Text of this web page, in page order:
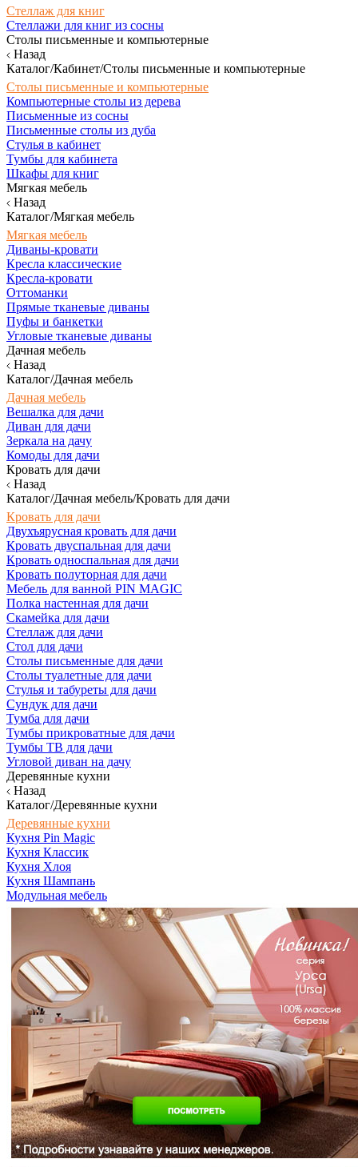
Стеллаж для книг
Стеллажи для книг из сосны
Столы письменные и компьютерные
Назад
Каталог/Кабинет/Столы письменные и компьютерные
Столы письменные и компьютерные
Компьютерные столы из дерева
Письменные из сосны
Письменные столы из дуба
Стулья в кабинет
Тумбы для кабинета
Шкафы для книг
Мягкая мебель
Назад
Каталог/Мягкая мебель
Мягкая мебель
Диваны-кровати
Кресла классические
Кресла-кровати
Оттоманки
Прямые тканевые диваны
Пуфы и банкетки
Угловые тканевые диваны
Дачная мебель
Назад
Каталог/Дачная мебель
Дачная мебель
Вешалка для дачи
Диван для дачи
Зеркала на дачу
Комоды для дачи
Кровать для дачи
Назад
Каталог/Дачная мебель/Кровать для дачи
Кровать для дачи
Двухъярусная кровать для дачи
Кровать двуспальная для дачи
Кровать односпальная для дачи
Кровать полуторная для дачи
Мебель для ванной PIN MAGIC
Полка настенная для дачи
Скамейка для дачи
Стеллаж для дачи
Стол для дачи
Столы письменные для дачи
Столы туалетные для дачи
Стулья и табуреты для дачи
Сундук для дачи
Тумба для дачи
Тумбы прикроватные для дачи
Тумбы ТВ для дачи
Угловой диван на дачу
Деревянные кухни
Назад
Каталог/Деревянные кухни
Деревянные кухни
Кухня Pin Magic
Кухня Классик
Кухня Хлоя
Кухня Шампань
Модульная мебель